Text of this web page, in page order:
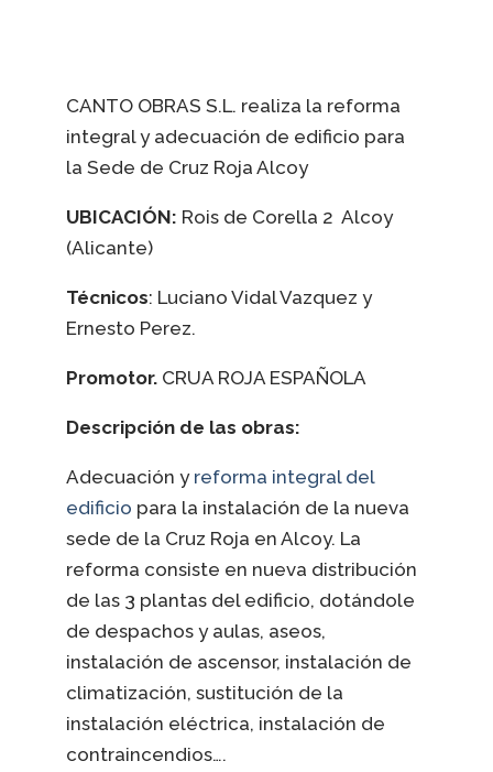
CANTO OBRAS S.L. realiza la reforma
integral y adecuación de edificio para
la Sede de Cruz Roja Alcoy
UBICACIÓN: Rois de Corella 2 Alcoy
(Alicante)
Técnicos: Luciano Vidal Vazquez y
Ernesto Perez.
Promotor.CRUA ROJA ESPAÑOLA
Descripción de las obras:
Adecuación y reforma integral del
edificio para la instalación de la nueva
sede de la Cruz Roja en Alcoy. La
reforma consiste en nueva distribución
de las 3 plantas del edificio, dotándole
de despachos y aulas, aseos,
instalación de ascensor, instalación de
climatización, sustitución de la
instalación eléctrica, instalación de
contraincendios….